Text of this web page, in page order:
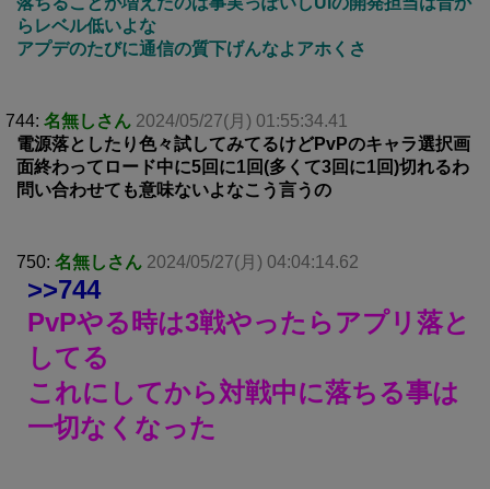
らレベル低いよな
アプデのたびに通信の質下げんなよアホくさ
744: 名無しさん 2024/05/27(月) 01:55:34.41
電源落としたり色々試してみてるけどPvPのキャラ選択画
面終わってロード中に5回に1回(多くて3回に1回)切れるわ
問い合わせても意味ないよなこう言うの
750: 名無しさん 2024/05/27(月) 04:04:14.62
>>744
PvPやる時は3戦やったらアプリ落と
してる
これにしてから対戦中に落ちる事は
一切なくなった